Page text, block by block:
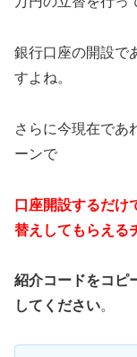
銀行口座の開設で
すよね。
さらに今現在であ
ーンで
口座開設するだけ
替えしてもらえる
紹介コードをコピ
してください。